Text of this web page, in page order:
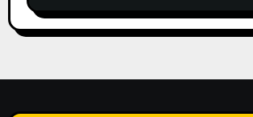
beskidzkiego raju